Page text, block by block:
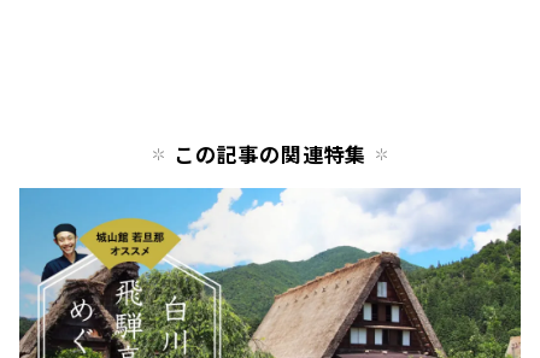
この記事の関連特集